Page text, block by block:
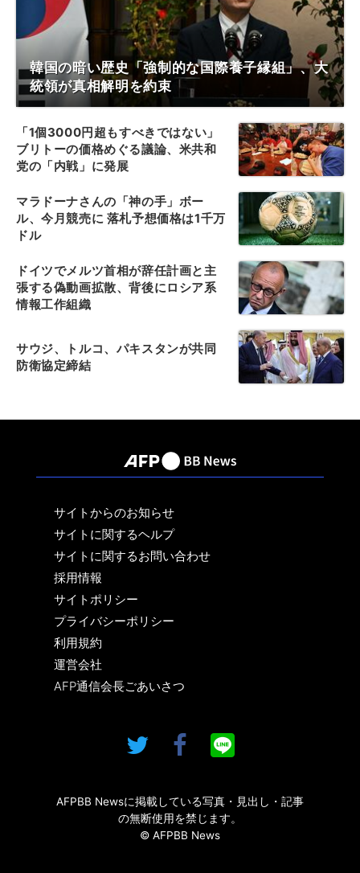
韓国の暗い歴史「強制的な国際養子縁組」、大
統領が真相解明を約束
「1個3000円超もすべきではない」
ブリトーの価格めぐる議論、米共和
党の「内戦」に発展
マラドーナさんの「神の手」ボー
ル、今月競売に 落札予想価格は1千万
ドル
ドイツでメルツ首相が辞任計画と主
張する偽動画拡散、背後にロシア系
情報工作組織
サウジ、トルコ、パキスタンが共同
防衛協定締結
サイトからのお知らせ
サイトに関するヘルプ
サイトに関するお問い合わせ
採用情報
サイトポリシー
プライバシーポリシー
利用規約
運営会社
AFP通信会長ごあいさつ
AFPBB Newsに掲載している写真・見出し・記事
の無断使用を禁じます。
© AFPBB News